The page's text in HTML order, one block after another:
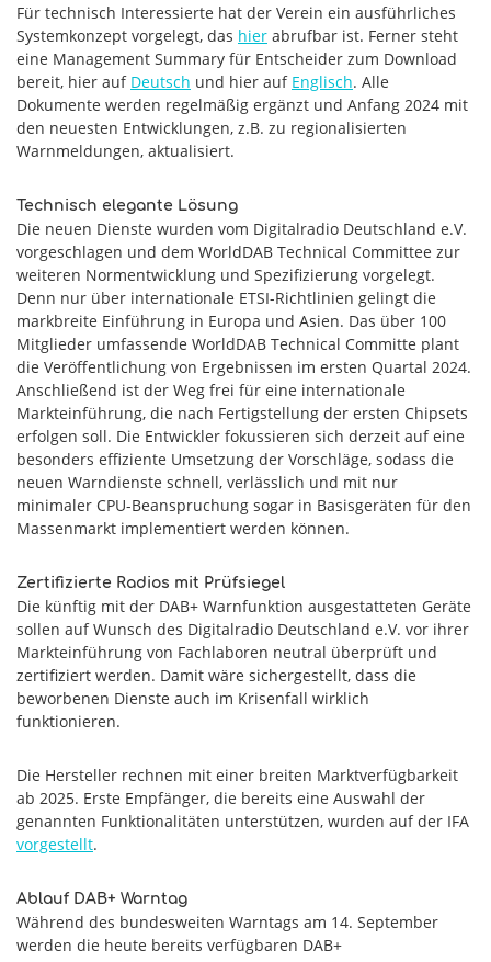
Für technisch Interessierte hat der Verein ein ausführliches
Systemkonzept vorgelegt, das hier abrufbar ist. Ferner steht
eine Management Summary für Entscheider zum Download
bereit, hier auf Deutsch und hier auf Englisch. Alle
Dokumente werden regelmäßig ergänzt und Anfang 2024 mit
den neuesten Entwicklungen, z.B. zu regionalisierten
Warnmeldungen, aktualisiert.
Technisch elegante Lösung
Die neuen Dienste wurden vom Digitalradio Deutschland e.V.
vorgeschlagen und dem WorldDAB Technical Committee zur
weiteren Normentwicklung und Spezifizierung vorgelegt.
Denn nur über internationale ETSI-Richtlinien gelingt die
markbreite Einführung in Europa und Asien. Das über 100
Mitglieder umfassende WorldDAB Technical Committe plant
die Veröffentlichung von Ergebnissen im ersten Quartal 2024.
Anschließend ist der Weg frei für eine internationale
Markteinführung, die nach Fertigstellung der ersten Chipsets
erfolgen soll. Die Entwickler fokussieren sich derzeit auf eine
besonders effiziente Umsetzung der Vorschläge, sodass die
neuen Warndienste schnell, verlässlich und mit nur
minimaler CPU-Beanspruchung sogar in Basisgeräten für den
Massenmarkt implementiert werden können.
Zertifizierte Radios mit Prüfsiegel
Die künftig mit der DAB+ Warnfunktion ausgestatteten Geräte
sollen auf Wunsch des Digitalradio Deutschland e.V. vor ihrer
Markteinführung von Fachlaboren neutral überprüft und
zertifiziert werden. Damit wäre sichergestellt, dass die
beworbenen Dienste auch im Krisenfall wirklich
funktionieren.
Die Hersteller rechnen mit einer breiten Marktverfügbarkeit
ab 2025. Erste Empfänger, die bereits eine Auswahl der
genannten Funktionalitäten unterstützen, wurden auf der IFA
vorgestellt.
Ablauf DAB+ Warntag
Während des bundesweiten Warntags am 14. September
werden die heute bereits verfügbaren DAB+